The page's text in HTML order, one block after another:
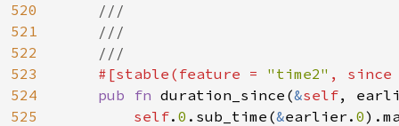
520
521
522
523
524
525
    ///
    ///
    ///
#[stable(feature = "time2" ,
pub fn duration_since(&self,
self. 0 .sub_time(&earlier. 0